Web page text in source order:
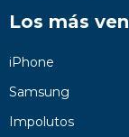
Los más
iPhone
Samsung
Impolutos